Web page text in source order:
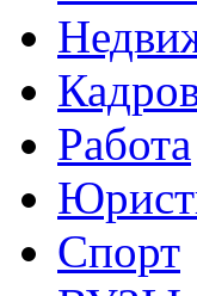
Работа
Спорт